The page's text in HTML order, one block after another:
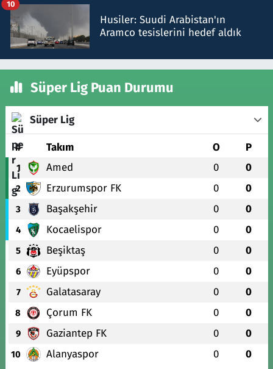
Husiler: Suudi Arabistan'ın
Aramco tesislerini hedef aldık
10
Süper Lig Puan Durumu
Süper Lig
# Takım O P
1 Amed 0 0
2 Erzurumspor FK 0 0
3 Başakşehir 0 0
4 Kocaelispor 0 0
5 Beşiktaş 0 0
6 Eyüpspor 0 0
7 Galatasaray 0 0
8 Çorum FK 0 0
9 Gaziantep FK 0 0
10 Alanyaspor 0 0